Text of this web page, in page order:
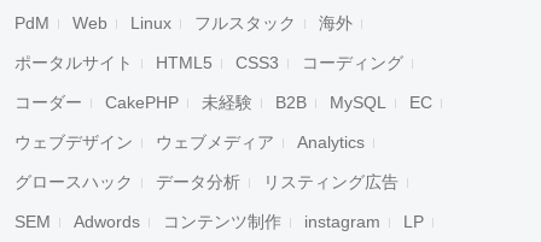
PdM Web Linux フルスタック 海外
ポータルサイト HTML5 CSS3 コーディング
コーダー CakePHP 未経験 B2B MySQL EC
ウェブデザイン ウェブメディア Analytics
グロースハック データ分析 リスティング広告
SEM Adwords コンテンツ制作 instagram LP